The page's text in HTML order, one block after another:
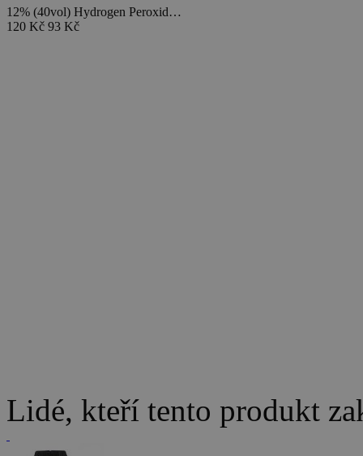
12% (40vol) Hydrogen Peroxid…
120 Kč 93 Kč
Lidé, kteří tento produkt